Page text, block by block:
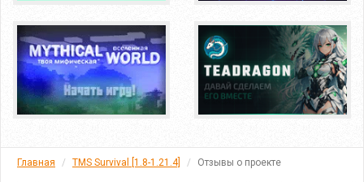
Главная TMS Survival [1.8-1.21.4] Отзывы о проекте